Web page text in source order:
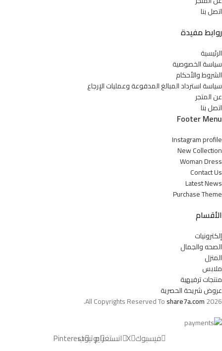
اتصل بنا
روابط مفيدة
الرئيسية
سياسة الخصوصية
الشروط والأحكام
سياسة استرداد المبالغ المدفوعة وعمليات الإرجاع
عن المتجر
اتصل بنا
Footer Menu
Instagram profile
New Collection
Woman Dress
Contact Us
Latest News
Purchase Theme
الأقسام
إلكترونيات
الصحه والجمال
المنزل
ملابس
منتجات ترفيهية
عروض شريحة الحصرية
All Copyrights Reserved Toshare7a.com2026.
فيسبوك X انستغراميوتيوبPinterest